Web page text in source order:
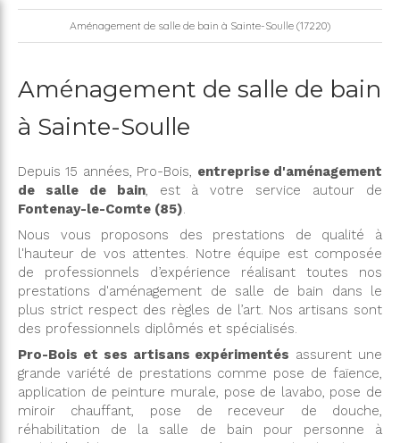
Aménagement de salle de bain à Sainte-Soulle (17220)
Aménagement de salle de bain
à Sainte-Soulle
Depuis 15 années, Pro-Bois, entreprise d'aménagement
de salle de bain, est à votre service autour de
Fontenay-le-Comte (85).
Nous vous proposons des prestations de qualité à
l'hauteur de vos attentes. Notre équipe est composée
de professionnels d’expérience réalisant toutes nos
prestations d'aménagement de salle de bain dans le
plus strict respect des règles de l’art. Nos artisans sont
des professionnels diplômés et spécialisés.
Pro-Bois et ses artisans expérimentés assurent une
grande variété de prestations comme pose de faïence,
application de peinture murale, pose de lavabo, pose de
miroir chauffant, pose de receveur de douche,
réhabilitation de la salle de bain pour personne à